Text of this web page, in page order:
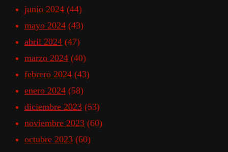
junio 2024 (44)
mayo 2024 (43)
abril 2024 (47)
marzo 2024 (40)
febrero 2024 (43)
enero 2024 (58)
diciembre 2023 (53)
noviembre 2023 (60)
octubre 2023 (60)